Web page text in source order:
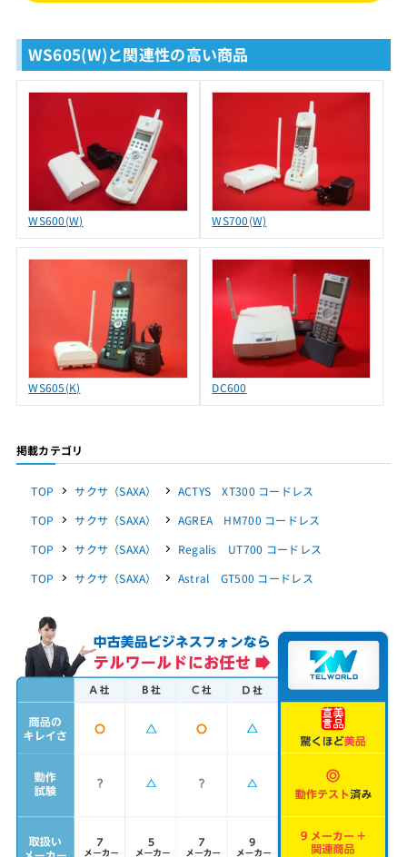
WS605(W)と関連性の高い商品
WS600(W) WS700(W)
WS605(K) DC600
掲載カテゴリ
TOP サクサ（SAXA）
ACTYS XT300 コードレス
TOP
サクサ（SAXA）
AGREA HM700 コードレス
TOP
サクサ（SAXA）
Regalis UT700 コードレス
TOP
サクサ（SAXA） Astral GT500 コードレス